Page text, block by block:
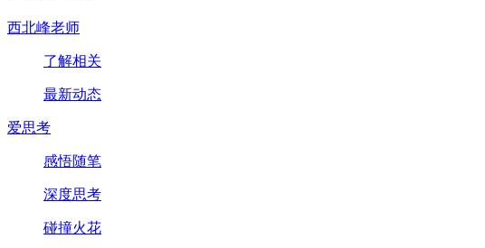
西北峰老师
了解相关
最新动态
爱思考
感悟随笔
深度思考
碰撞火花